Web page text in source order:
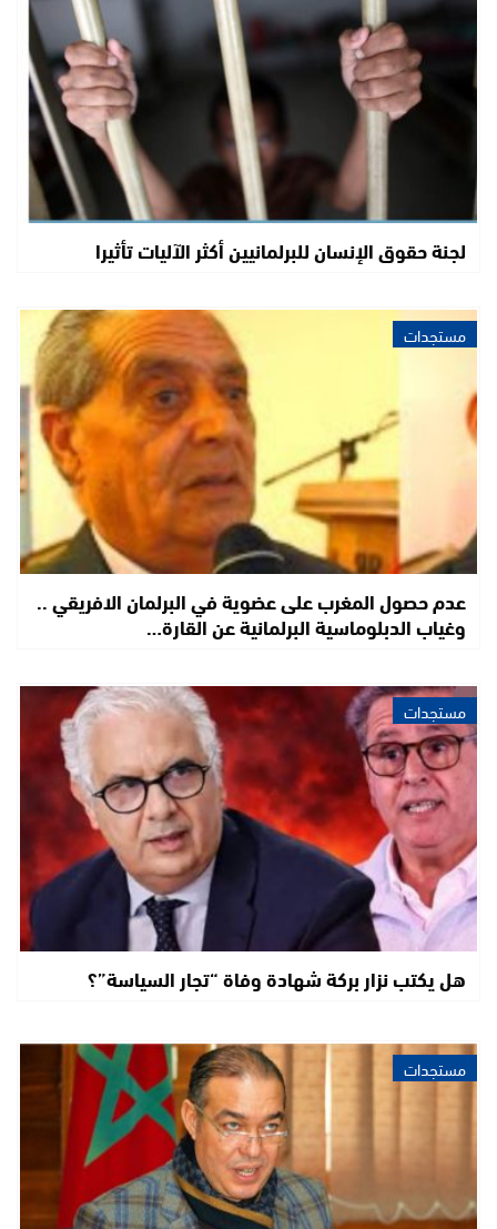
لجنة حقوق الإنسان للبرلمانيين أكثر الآليات تأثيرا
مستجدات
عدم حصول المغرب على عضوية في البرلمان الافريقي ..
وغياب الدبلوماسية البرلمانية عن القارة…
مستجدات
هل يكتب نزار بركة شهادة وفاة “تجار السياسة”؟
مستجدات